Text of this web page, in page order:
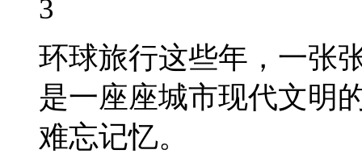
3
环球旅行这些年，一张
是一座座城市现代文明
难忘记忆。